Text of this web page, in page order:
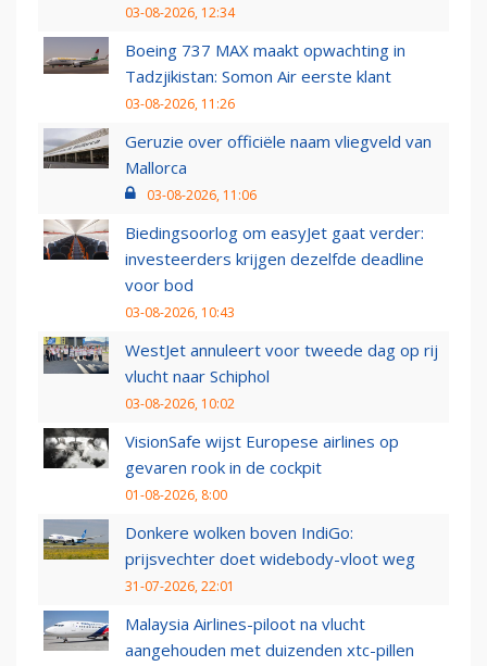
03-08-2026, 12:34
Boeing 737 MAX maakt opwachting in
Tadzjikistan: Somon Air eerste klant
03-08-2026, 11:26
Geruzie over officiële naam vliegveld van
Mallorca
03-08-2026, 11:06
Biedingsoorlog om easyJet gaat verder:
investeerders krijgen dezelfde deadline
voor bod
03-08-2026, 10:43
WestJet annuleert voor tweede dag op rij
vlucht naar Schiphol
03-08-2026, 10:02
VisionSafe wijst Europese airlines op
gevaren rook in de cockpit
01-08-2026, 8:00
Donkere wolken boven IndiGo:
prijsvechter doet widebody-vloot weg
31-07-2026, 22:01
Malaysia Airlines-piloot na vlucht
aangehouden met duizenden xtc-pillen